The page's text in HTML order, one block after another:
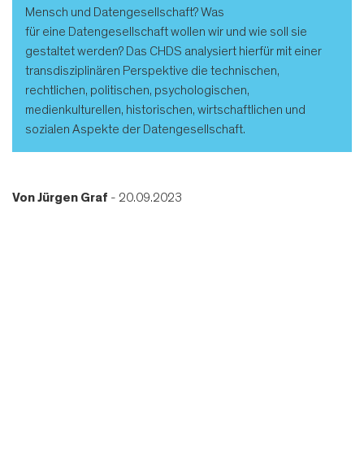
Mensch und Datengesellschaft? Was
für eine Datengesellschaft wollen wir und wie soll sie
gestaltet werden? Das CHDS analysiert hierfür mit einer
transdisziplinären Perspektive die technischen,
rechtlichen, politischen, psychologischen,
medienkulturellen, historischen, wirtschaftlichen und
sozialen Aspekte der Datengesellschaft.
VonJürgen Graf - 20.09.2023